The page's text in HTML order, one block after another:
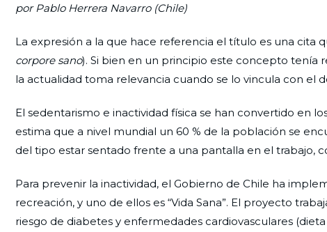
por Pablo Herrera Navarro (Chile)
La expresión a la que hace referencia el título es una cita
corpore sano). Si bien en un principio este concepto tenía
la actualidad toma relevancia cuando se lo vincula con el
El sedentarismo e inactividad física se han convertido en
estima que a nivel mundial un 60 % de la población se
del tipo estar sentado frente a una pantalla en el trabajo,
Para prevenir la inactividad, el Gobierno de Chile ha
recreación, y uno de ellos es “Vida Sana”. El proyecto
riesgo de diabetes y enfermedades cardiovasculares